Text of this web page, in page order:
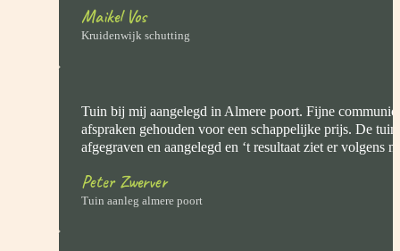
Maikel Vos
Kruidenwijk schutting
Tuin bij mij aangelegd in Almere poort. Fijne
afspraken gehouden voor een schappelijke prijs. De
afgegraven en aangelegd en ‘t resultaat ziet er volgens
Peter Zwerver
Tuin aanleg almere poort